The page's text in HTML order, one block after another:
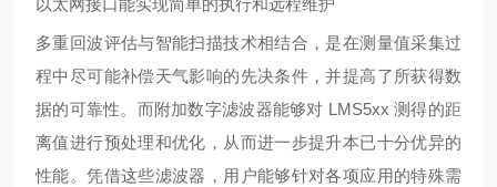
以太网接口能实现简单的执行和远程维护
多重回波评估与智能扫描技术相结合，是在测量值采集过
程中尽可能补偿天气影响的先决条件，并提高了所获得数
据的可靠性。而附加数字滤波器能够对 LMS5xx 测得的距
离值进行预处理和优化，从而进一步提升本已十分优异的
性能。凭借这些滤波器，用户能够针对各项应用的特殊需